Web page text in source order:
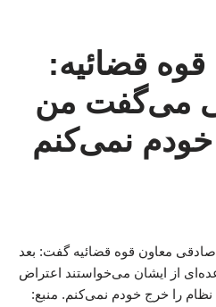
قوه قضائیه:
می‌گفت من
نمی‌کنم
معاون قوه قضائیه گفت: بعد
از ایشان می‌خواستند اعتراض
را خرج خودم نمی‌کنم. منبع: